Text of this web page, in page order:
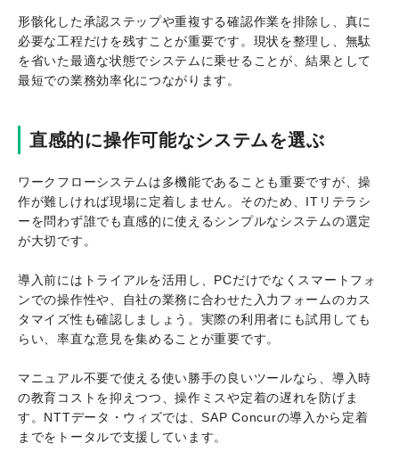
形骸化した承認ステップや重複する確認作業を排除し、真に
必要な工程だけを残すことが重要です。現状を整理し、無駄
を省いた最適な状態でシステムに乗せることが、結果として
最短での業務効率化につながります。
直感的に操作可能なシステムを選ぶ
ワークフローシステムは多機能であることも重要ですが、操
作が難しければ現場に定着しません。そのため、ITリテラシ
ーを問わず誰でも直感的に使えるシンプルなシステムの選定
が大切です。
導入前にはトライアルを活用し、PCだけでなくスマートフォ
ンでの操作性や、自社の業務に合わせた入力フォームのカス
タマイズ性も確認しましょう。実際の利用者にも試用しても
らい、率直な意見を集めることが重要です。
マニュアル不要で使える使い勝手の良いツールなら、導入時
の教育コストを抑えつつ、操作ミスや定着の遅れを防げま
す。NTTデータ・ウィズでは、SAP Concurの導入から定着
までをトータルで支援しています。